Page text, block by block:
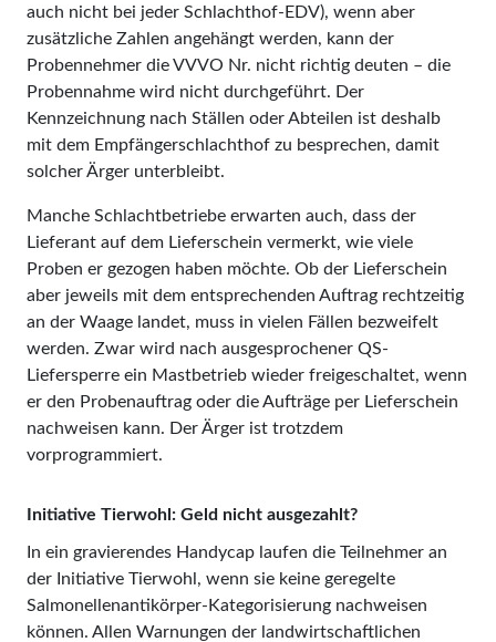
auch nicht bei jeder Schlachthof-EDV), wenn aber
zusätzliche Zahlen angehängt werden, kann der
Probennehmer die VVVO Nr. nicht richtig deuten – die
Probennahme wird nicht durchgeführt. Der
Kennzeichnung nach Ställen oder Abteilen ist deshalb
mit dem Empfängerschlachthof zu besprechen, damit
solcher Ärger unterbleibt.
Manche Schlachtbetriebe erwarten auch, dass der
Lieferant auf dem Lieferschein vermerkt, wie viele
Proben er gezogen haben möchte. Ob der Lieferschein
aber jeweils mit dem entsprechenden Auftrag rechtzeitig
an der Waage landet, muss in vielen Fällen bezweifelt
werden. Zwar wird nach ausgesprochener QS-
Liefersperre ein Mastbetrieb wieder freigeschaltet, wenn
er den Probenauftrag oder die Aufträge per Lieferschein
nachweisen kann. Der Ärger ist trotzdem
vorprogrammiert.
Initiative Tierwohl: Geld nicht ausgezahlt?
In ein gravierendes Handycap laufen die Teilnehmer an
der Initiative Tierwohl, wenn sie keine geregelte
Salmonellenantikörper-Kategorisierung nachweisen
können. Allen Warnungen der landwirtschaftlichen